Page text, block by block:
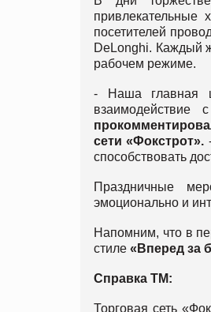
привлекательные
посетителей
DeLonghi. Каждый
рабочем режиме.
- Наша главная
сети «Фокстрот».
способствовать
Праздничные
эмоционально и
Напомним, что в
стиле «Вперед за
Справка ТМ:
Торговая сеть